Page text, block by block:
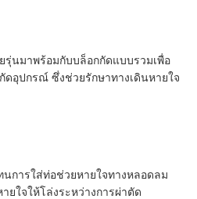
รุ่นมาพร้อมกับบล็อกกัดแบบรวมเพื่อ
ดอุปกรณ์ ซึ่งช่วยรักษาทางเดินหายใจ
นการใส่ท่อช่วยหายใจทางหลอดลม
ยใจให้โล่งระหว่างการผ่าตัด